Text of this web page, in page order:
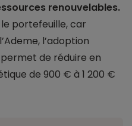
renouvelables.
portefeuille, car
l’adoption
de réduire en
de 900 € à 1 200 €